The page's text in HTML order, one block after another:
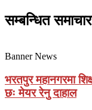
सम्बन्धित
Banner News
भरतपुर महानगरमा
छः मेयर रेनु दाहाल